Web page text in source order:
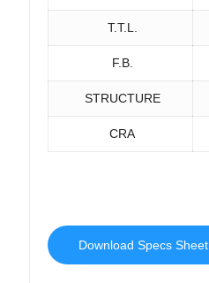
T.T.L.
F.B.
STRUCTURE
CRA
Download Specs Sheet